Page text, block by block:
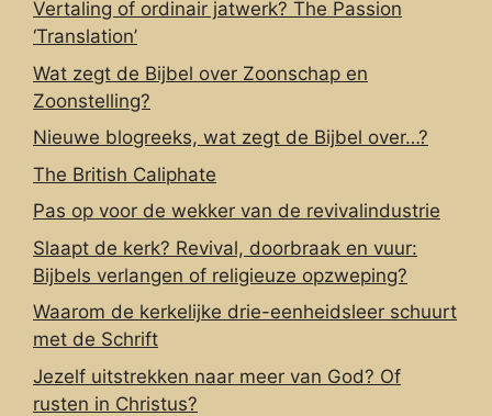
Vertaling of ordinair jatwerk? The Passion
‘Translation’
Wat zegt de Bijbel over Zoonschap en
Zoonstelling?
Nieuwe blogreeks, wat zegt de Bijbel over…?
The British Caliphate
Pas op voor de wekker van de revivalindustrie
Slaapt de kerk? Revival, doorbraak en vuur:
Bijbels verlangen of religieuze opzweping?
Waarom de kerkelijke drie-eenheidsleer schuurt
met de Schrift
Jezelf uitstrekken naar meer van God? Of
rusten in Christus?